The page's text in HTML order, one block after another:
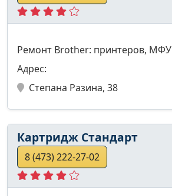
Ремонт Brother: принтеров, МФУ
Адрес:
Степана Разина, 38
Картридж Стандарт
8 (473) 222-27-02